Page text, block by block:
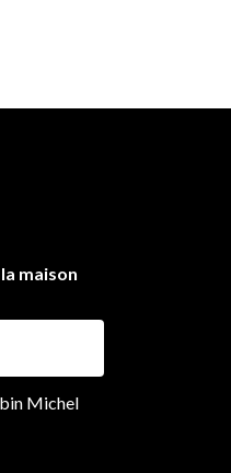
maison
Michel